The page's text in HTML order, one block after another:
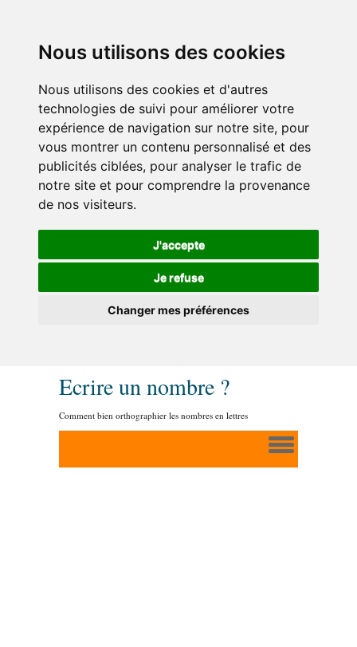
Nous utilisons des cookies
Nous utilisons des cookies et d'autres
technologies de suivi pour améliorer votre
expérience de navigation sur notre site, pour
vous montrer un contenu personnalisé et des
publicités ciblées, pour analyser le trafic de
notre site et pour comprendre la provenance
de nos visiteurs.
J'accepte
Je refuse
Changer mes préférences
Ecrire un nombre ?
Comment bien orthographier les nombres en lettres